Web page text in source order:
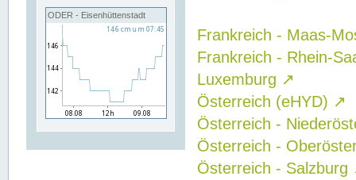
ODER - Eisenhüttenstadt
Frankreich - Maas-
Frankreich - Rhein-
Luxemburg ↗
Österreich (eHYD) ↗
Österreich -
Österreich -
Österreich - Salzburg